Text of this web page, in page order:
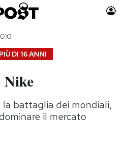
Moda
Consumismi
DI 16 ANNI
battaglia dei mondiali,
il mercato